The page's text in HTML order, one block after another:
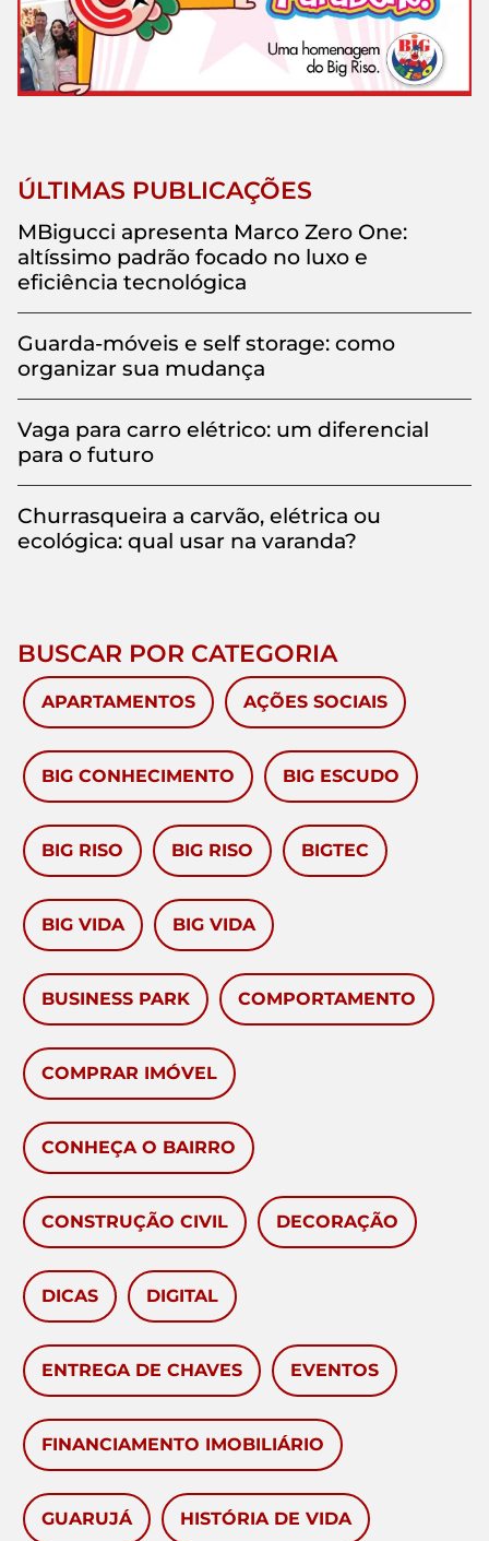
ÚLTIMAS PUBLICAÇÕES
MBigucci apresenta Marco Zero One:
altíssimo padrão focado no luxo e
eficiência tecnológica
Guarda-móveis e self storage: como
organizar sua mudança
Vaga para carro elétrico: um diferencial
para o futuro
Churrasqueira a carvão, elétrica ou
ecológica: qual usar na varanda?
BUSCAR POR CATEGORIA
APARTAMENTOS AÇÕES SOCIAIS
BIG CONHECIMENTO BIG ESCUDO
BIG RISO BIG RISO BIGTEC
BIG VIDA BIG VIDA
BUSINESS PARK COMPORTAMENTO
COMPRAR IMÓVEL
CONHEÇA O BAIRRO
CONSTRUÇÃO CIVIL DECORAÇÃO
DICAS DIGITAL
ENTREGA DE CHAVES EVENTOS
FINANCIAMENTO IMOBILIÁRIO
GUARUJÁ HISTÓRIA DE VIDA